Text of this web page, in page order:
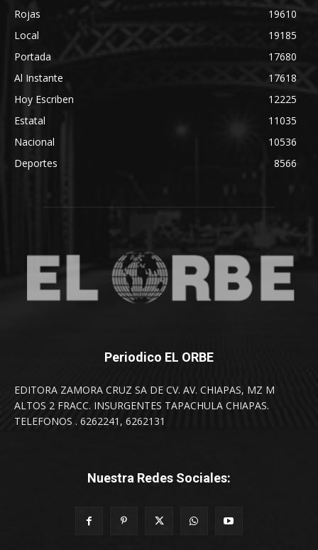
Rojas
19610
Local
19185
Portada
17680
Al Instante
17618
Hoy Escriben
12225
Estatal
11035
Nacional
10536
Deportes
8566
Periodico EL ORBE
EDITORA ZAMORA CRUZ SA DE CV. AV. CHIAPAS, MZ M
ALTOS 2 FRACC. INSURGENTES TAPACHULA CHIAPAS.
TELEFONOS . 6262241, 6262131
Nuestra Redes Sociales: